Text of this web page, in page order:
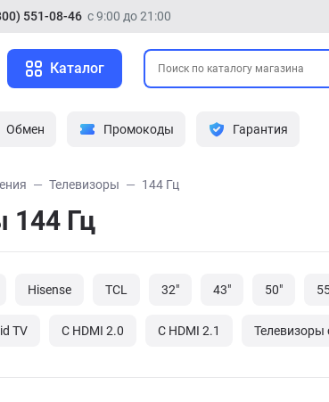
551-08-46 с 9:00 до 21:00
Каталог
Обмен Промокоды Гарантия
Телевизоры 144 Гц
144 Гц
Hisense TCL 32" 43" 50"
TV С HDMI 2.0 С HDMI 2.1 Телевизоры